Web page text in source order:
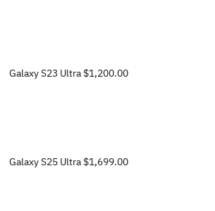
Galaxy S23 Ultra$1,200.00
Galaxy S25 Ultra$1,699.00